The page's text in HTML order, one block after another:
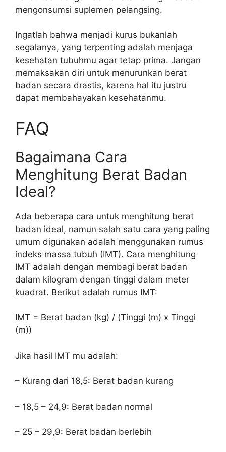
mengonsumsi suplemen pelangsing.
Ingatlah bahwa menjadi kurus bukanlah
segalanya, yang terpenting adalah menjaga
kesehatan tubuhmu agar tetap prima. Jangan
memaksakan diri untuk menurunkan berat
badan secara drastis, karena hal itu justru
dapat membahayakan kesehatanmu.
FAQ
Bagaimana Cara
Menghitung Berat Badan
Ideal?
Ada beberapa cara untuk menghitung berat
badan ideal, namun salah satu cara yang paling
umum digunakan adalah menggunakan rumus
indeks massa tubuh (IMT). Cara menghitung
IMT adalah dengan membagi berat badan
dalam kilogram dengan tinggi dalam meter
kuadrat. Berikut adalah rumus IMT:
IMT = Berat badan (kg) / (Tinggi (m) x Tinggi
(m))
Jika hasil IMT mu adalah:
– Kurang dari 18,5: Berat badan kurang
– 18,5 – 24,9: Berat badan normal
– 25 – 29,9: Berat badan berlebih